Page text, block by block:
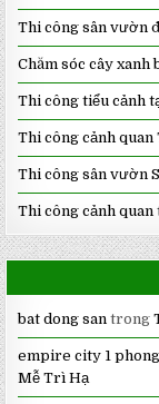
Thi công sân vườn
Chăm sóc cây
Thi công tiểu cảnh
Thi công cảnh quan
Thi công sân vườn
Thi công cảnh
bat dong san trong
empire city 1
Mễ Trì Hạ